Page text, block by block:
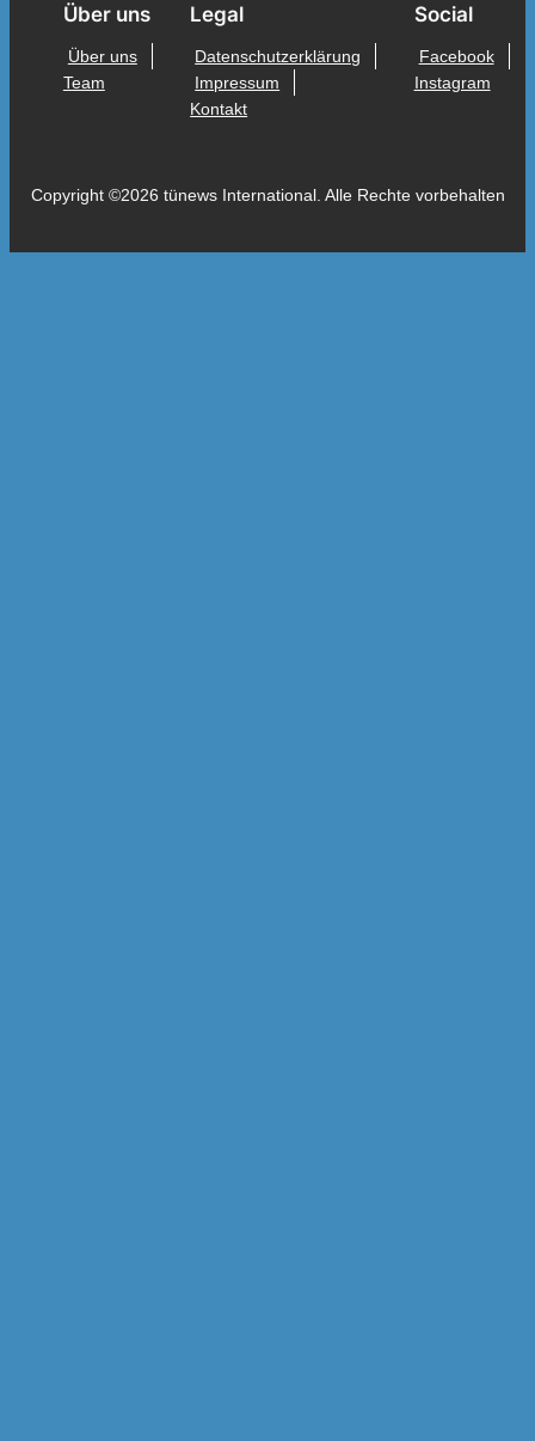
Über uns
Über uns
Team
Legal
Datenschutzerklärung
Impressum
Kontakt
Social
Facebook
Instagram
Copyright ©2026 tünews International. Alle Rechte vorbehalten